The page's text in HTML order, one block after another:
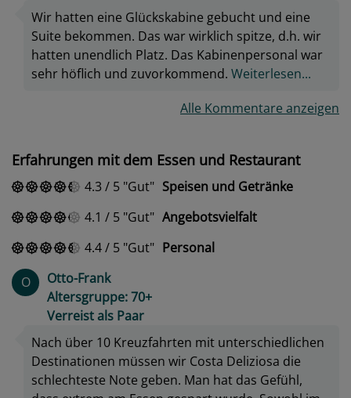
Wir hatten eine Glückskabine gebucht und eine
Suite bekommen. Das war wirklich spitze, d.h. wir
hatten unendlich Platz. Das Kabinenpersonal war
sehr höflich und zuvorkommend. Weiterlesen...
Alle Kommentare anzeigen
Erfahrungen mit dem Essen und Restaurant
4.3 / 5 Gut
Speisen und Getränke
4.1 / 5 Gut
Angebotsvielfalt
4.4/ 5 Gut
Personal
O
Otto-Frank
Altersgruppe: 70+
Verreist als Paar
Nach über 10 Kreuzfahrten mit unterschiedlichen
Destinationen müssen wir Costa Deliziosa die
schlechteste Note geben. Man hat das Gefühl,